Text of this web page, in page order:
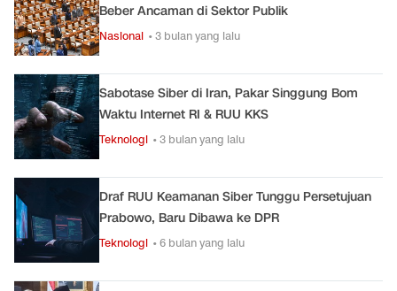
Beber Ancaman di Sektor Publik
Nasional • 3 bulan yang lalu
Sabotase Siber di Iran, Pakar Singgung Bom
Waktu Internet RI & RUU KKS
Teknologi • 3 bulan yang lalu
Draf RUU Keamanan Siber Tunggu Persetujuan
Prabowo, Baru Dibawa ke DPR
Teknologi • 6 bulan yang lalu